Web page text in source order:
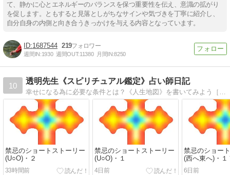
て、静かに心とエネルギーのバランスを保つ重要性を伝え、意識の拡がり
を促します。ともすると見落としがちなサインや気づきを丁寧に紹介し、
自分自身の内側と向き合うきっかけを与える内容となっています。
1687544 219
週間IN:1930 週間OUT:11380 月間IN:8250
10
透明先生《スピリチュアル鑑定》占い師日記
禁忌のショートストーリー
(U○O)・２
33時間前
禁忌のショートストーリー
(U○O)・１
4日前
禁忌のショー
(西へ東へ)・１
6日前